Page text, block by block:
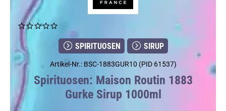
SPIRITUOSEN SIRUP
Artikel-Nr.: BSC-1883GUR10 (PID 61537)
Spirituosen: Maison Routin 1883
Gurke Sirup 1000ml